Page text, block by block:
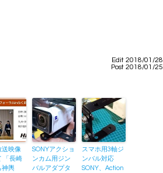
Edit 2018/01/28
Post 2018/01/25
送映像
「長崎
神輿
SONYアクショ
ンカム用ジン
バルアダプタ
スマホ用3軸ジ
ンバル対応
SONY、Action